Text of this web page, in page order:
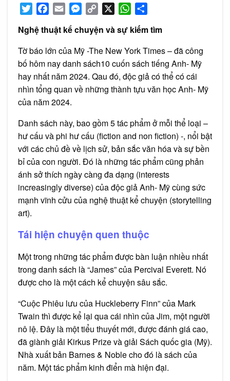
TwitterFacebook
Email Messenger
Copy
WhatsApp
Nghệ thuật kể chuyện và sự kiếm tìm
Tờ báo lớn của Mỹ -The New York Times – đã công
bố hôm nay danh sách10 cuốn sách tiếng Anh- Mỹ
hay nhất năm 2024. Qau đó, độc giả có thể có cái
nhìn tổng quan về những thành tựu văn học Anh- Mỹ
của năm 2024.
Danh sách này, bao gồm 5 tác phẩm ở mỗi thể loại –
hư cấu và phi hư cấu (fiction and non fiction) -, nổi bật
với các chủ đề về lịch sử, bản sắc văn hóa và sự bền
bỉ của con người. Đó là những tác phẩm cũng phản
ánh sở thích ngày càng đa dạng (interests
increasingly diverse) của độc giả Anh- Mỹ cùng sức
mạnh vĩnh cửu của nghệ thuật kể chuyện (storytelling
art).
Tái hiện chuyện quen thuộc
Một trong những tác phẩm được bàn luận nhiều nhất
trong danh sách là “James” của Percival Everett. Nó
được cho là một cách kể chuyện sâu sắc.
“Cuộc Phiêu lưu của Huckleberry Finn” của Mark
Twain thì được kể lại qua cái nhìn của Jim, một người
nô lệ. Đây là một tiểu thuyết mới, được đánh giá cao,
đã giành giải Kirkus Prize và giải Sách quốc gia (Mỹ).
Nhà xuất bản Barnes & Noble cho đó là sách của
năm. Một tác phẩm kinh điển mà hiện đại.